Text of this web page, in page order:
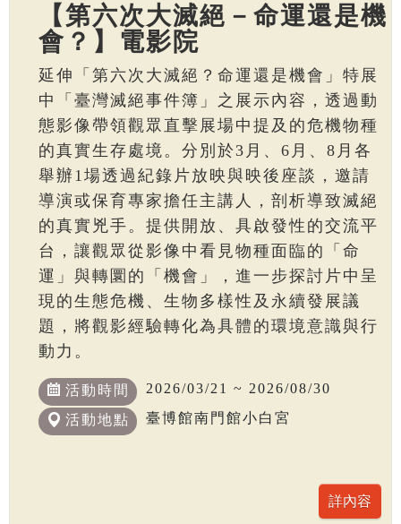
【第六次大滅絕－命運還是機
會？】電影院
延伸「第六次大滅絕？命運還是機會」特展
中「臺灣滅絕事件簿」之展示內容，透過動
態影像帶領觀眾直擊展場中提及的危機物種
的真實生存處境。分別於3月、6月、8月各
舉辦1場透過紀錄片放映與映後座談，邀請
導演或保育專家擔任主講人，剖析導致滅絕
的真實兇手。提供開放、具啟發性的交流平
台，讓觀眾從影像中看見物種面臨的「命
運」與轉圜的「機會」，進一步探討片中呈
現的生態危機、生物多樣性及永續發展議
題，將觀影經驗轉化為具體的環境意識與行
動力。
活動時間 2026/03/21 ~ 2026/08/30
活動地點 臺博館南門館小白宮